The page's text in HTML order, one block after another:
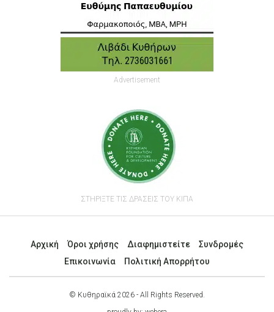
Advertisement
ΣΤΗΡΙΞΤΕ ΤΙΣ ΔΡΑΣΕΙΣ ΤΟΥ ΚΙΠΑ
Αρχική Όροι χρήσης Διαφημιστείτε
Συνδρομές
Επικοινωνία
Πολιτική Απορρήτου
© Κυθηραϊκά 2026 - All Rights Reserved.